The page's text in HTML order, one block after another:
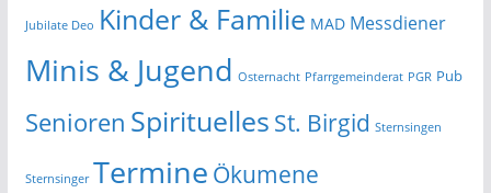
Jubilate Deo Kinder & Familie MAD Messdiener
Minis & Jugend Osternacht Pfarrgemeinderat PGR Pub
Senioren Spirituelles St. Birgid Sternsingen
Sternsinger Termine Ökumene